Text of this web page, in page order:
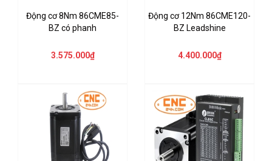
Động cơ 8Nm 86CME85-
BZ có phanh
3.575.000₫
Động cơ 12Nm 86CME120-
BZ Leadshine
4.400.000₫